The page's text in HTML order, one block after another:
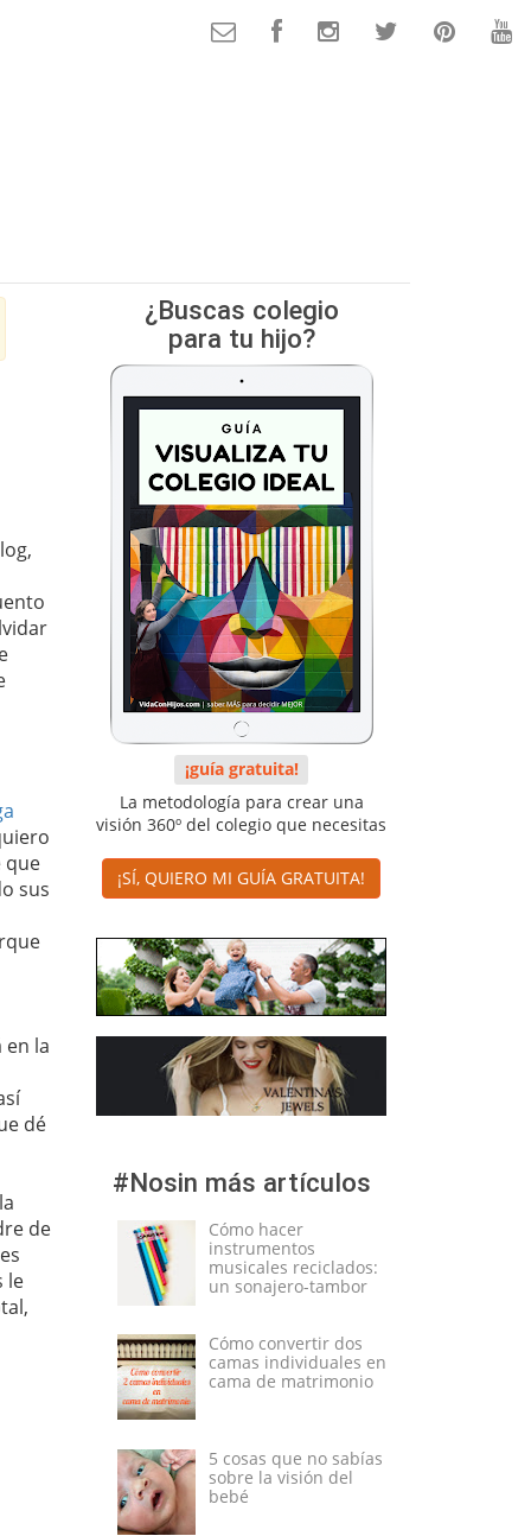
que
sus
en la
dé
de
le
¿Buscas colegio
para tu hijo?
¡guía gratuita!
La metodología para crear una
visión 360º del colegio que necesitas
¡SÍ, QUIERO MI GUÍA GRATUITA!
#Nosin más artículos
Cómo hacer
instrumentos
musicales reciclados:
un sonajero-tambor
Cómo convertir dos
camas individuales en
cama de matrimonio
5 cosas que no sabías
sobre la visión del
bebé